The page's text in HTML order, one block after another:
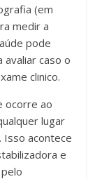
(em
medir a
pode
caso o
clinico.
ocorre ao
lugar
acontece
e